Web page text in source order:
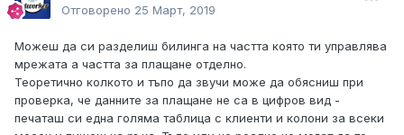
Отговорено 25 Март, 2019
Можеш да си разделиш билинга на частта която ти управлява
мрежата а частта за плащане отделно.
Теоретично колкото и тъпо да звучи може да обясниш при
проверка, че данните за плащане не са в цифров вид -
печаташ си една голяма таблица с клиенти и колони за всеки